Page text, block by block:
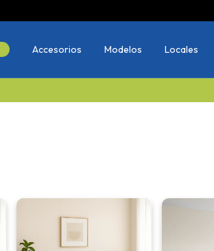
Accesorios Modelos Locales